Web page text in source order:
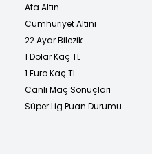
Ata Altın
Cumhuriyet Altını
22 Ayar Bilezik
1 Dolar Kaç TL
1 Euro Kaç TL
Canlı Maç Sonuçları
Süper Lig Puan Durumu